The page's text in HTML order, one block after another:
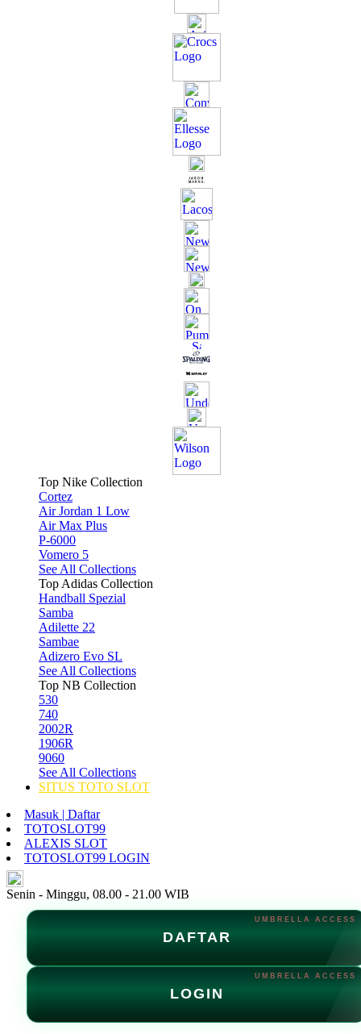
Top Nike Collection
Cortez
Air Jordan 1 Low
Air Max Plus
P-6000
Vomero 5
See All Collections
Top Adidas Collection
Handball Spezial
Samba
Adilette 22
Sambae
Adizero Evo SL
See All Collections
Top NB Collection
530
740
2002R
1906R
9060
See All Collections
SITUS TOTO SLOT
Masuk | Daftar
TOTOSLOT99
ALEXIS SLOT
TOTOSLOT99 LOGIN
Senin - Minggu, 08.00 - 21.00 WIB
DAFTAR
LOGIN